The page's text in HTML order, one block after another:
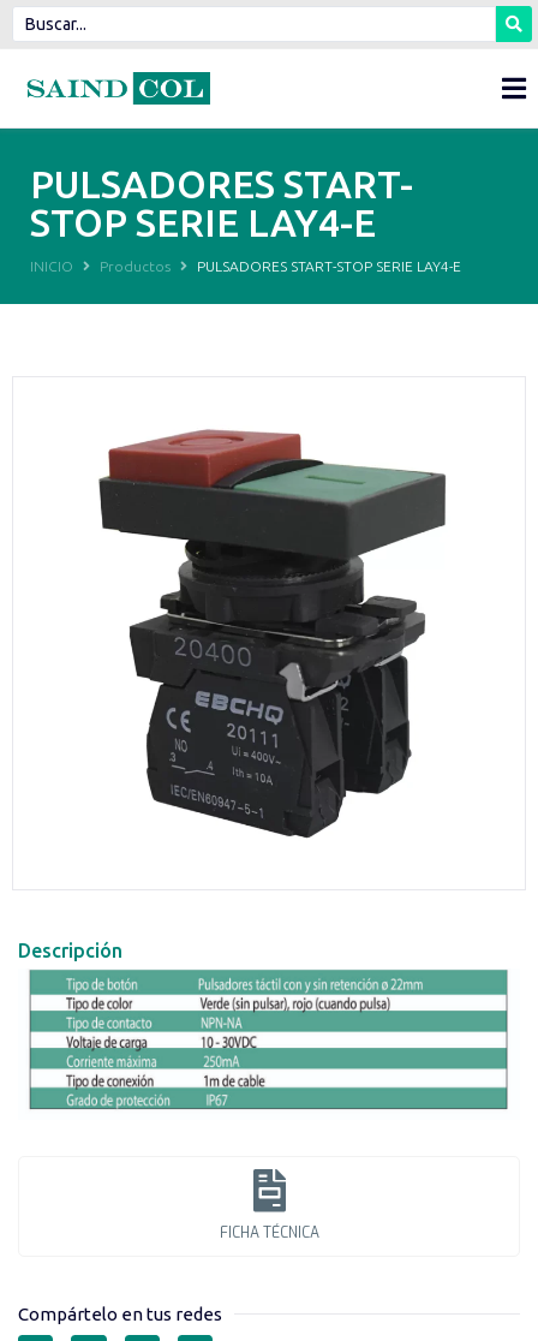
PULSADORES START-
STOP SERIE LAY4-E
INICIO Productos PULSADORES START-STOP SERIE LAY4-E
Descripción
FICHA TÉCNICA
Compártelo en tus redes